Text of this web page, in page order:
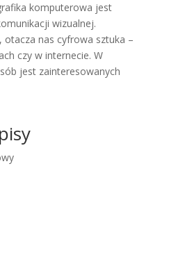
komputerowa jest
wizualnej.
otacza nas cyfrowa sztuka –
czy w internecie. W
jest zainteresowanych